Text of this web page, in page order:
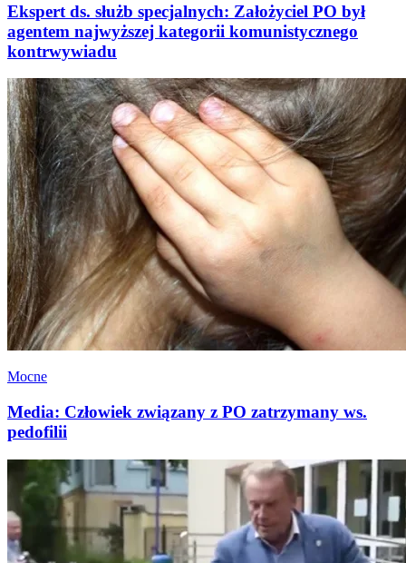
Ekspert ds. służb specjalnych: Założyciel PO był
agentem najwyższej kategorii komunistycznego
kontrwywiadu
Mocne
Media: Człowiek związany z PO zatrzymany ws.
pedofilii